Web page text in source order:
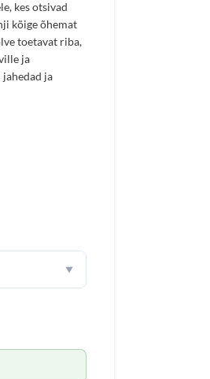
kes otsivad
kõige õhemat
toetavat riba,
ja
ja
▼